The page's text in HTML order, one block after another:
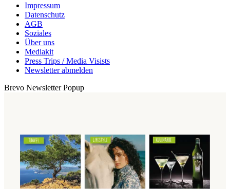
Impressum
Datenschutz
AGB
Soziales
Über uns
Mediakit
Press Trips / Media Visists
Newsletter abmelden
Brevo Newsletter Popup